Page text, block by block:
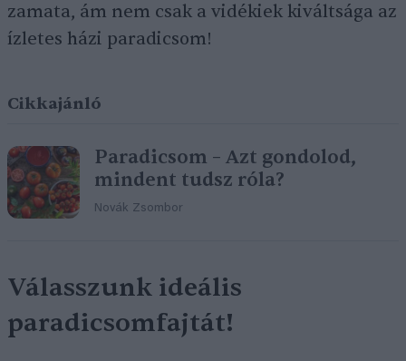
zamata, ám nem csak a vidékiek kiváltsága az
ízletes házi paradicsom!
Cikkajánló
Paradicsom – Azt gondolod,
mindent tudsz róla?
Novák Zsombor
Válasszunk ideális
paradicsomfajtát!